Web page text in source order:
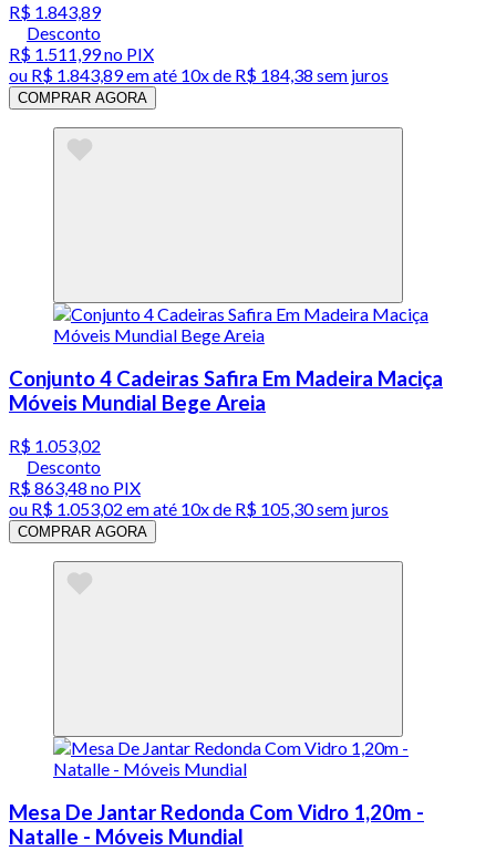
R$ 1.843,89
Desconto
R$ 1.511,99no PIX
ou R$ 1.843,89em até 10x de R$ 184,38 sem juros
COMPRAR AGORA
Conjunto 4 Cadeiras Safira Em Madeira Maciça
Móveis Mundial Bege Areia
R$ 1.053,02
Desconto
R$ 863,48 no PIX
ou R$ 1.053,02 em até 10x de R$ 105,30 sem juros
COMPRAR AGORA
Mesa De Jantar Redonda Com Vidro 1,20m -
Natalle - Móveis Mundial